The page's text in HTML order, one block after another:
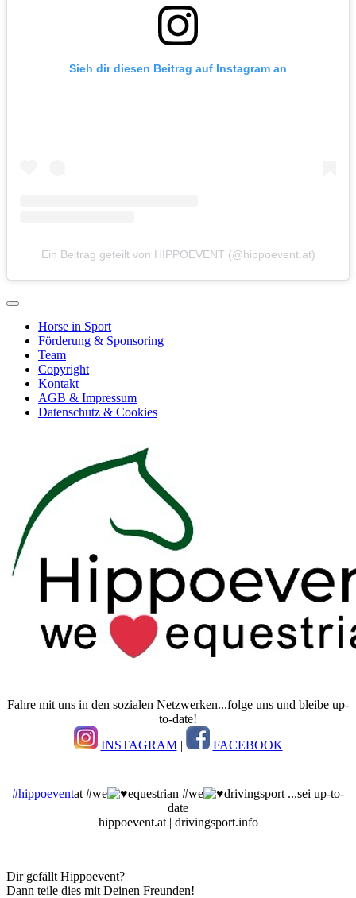
Sieh dir diesen Beitrag auf Instagram an
Ein Beitrag geteilt von HIPPOEVENT (@hippoevent.at)
Horse in Sport
Förderung & Sponsoring
Team
Copyright
Kontakt
AGB & Impressum
Datenschutz & Cookies
Fahre mit uns in den sozialen Netzwerken...folge uns und bleibe up-
to-date!
INSTAGRAM| FACEBOOK
#hippoeventat #we equestrian #we
drivingsport ...sei up-to-
date
hippoevent.at | drivingsport.info
Dir gefällt Hippoevent?
Dann teile dies mit Deinen Freunden!